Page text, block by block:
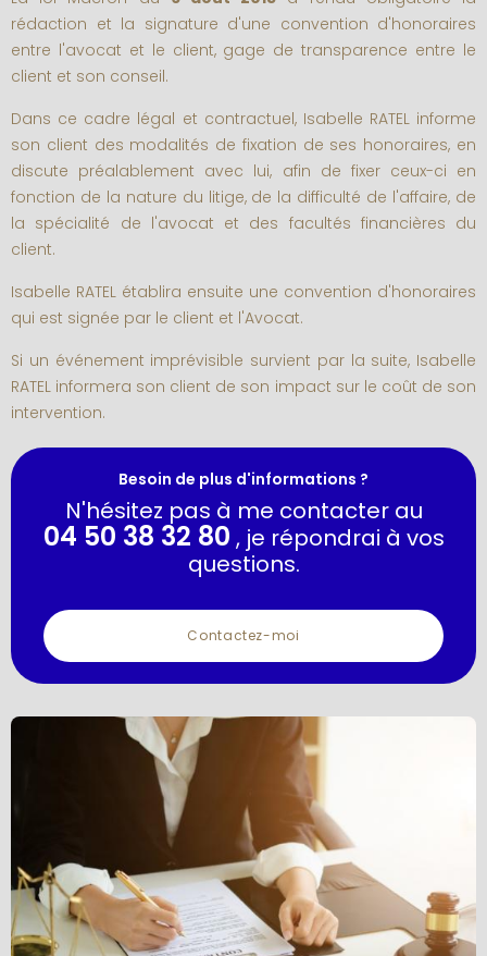
rédaction et la signature d'une convention d'honoraires
entre l'avocat et le client, gage de transparence entre le
client et son conseil.
Dans ce cadre légal et contractuel, Isabelle RATEL informe
son client des modalités de fixation de ses honoraires, en
discute préalablement avec lui, afin de fixer ceux-ci en
fonction de la nature du litige, de la difficulté de l'affaire, de
la spécialité de l'avocat et des facultés financières du
client.
Isabelle RATEL établira ensuite une convention d'honoraires
qui est signée par le client et l'Avocat.
Si un événement imprévisible survient par la suite, Isabelle
RATEL informera son client de son impact sur le coût de son
intervention.
Besoin de plus d'informations ?
N'hésitez pas à me contacter au
04 50 38 32 80 , je répondrai à vos
questions.
Contactez-moi